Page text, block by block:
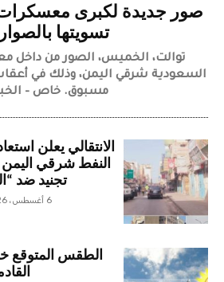
صور جديدة لكبرى معسكرات
تسويتها
توالت، الخميس، الصور من داخل
السعودية شرقي اليمن، وذلك في
مسبوق. خاص –
الانتقالي يعلن
النفط شرقي
تجنيد ضد
6 أغسطس، 2026